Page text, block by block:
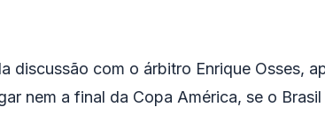
discussão com o árbitro Enrique Osses,
nem a final da Copa América, se o